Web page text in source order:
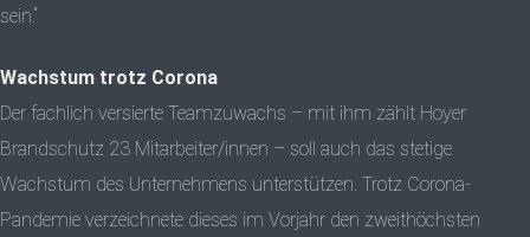
sein.“
Wachstum trotz Corona
Der fachlich versierte Teamzuwachs – mit ihm zählt Hoyer
Brandschutz 23 Mitarbeiter/innen – soll auch das stetige
Wachstum des Unternehmens unterstützen. Trotz Corona-
Pandemie verzeichnete dieses im Vorjahr den zweithöchsten